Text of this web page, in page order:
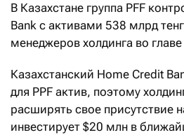
В Казахстане группа PFF
Bank с активами 538 млрд
менеджеров холдинга во
Казахстанский Home Credit
для PPF актив, поэтому
расширять свое присутствие
инвестирует $20 млн в